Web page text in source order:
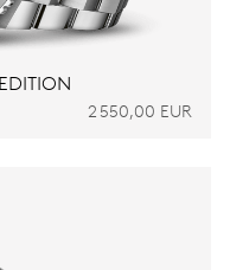
2 550,00 EUR